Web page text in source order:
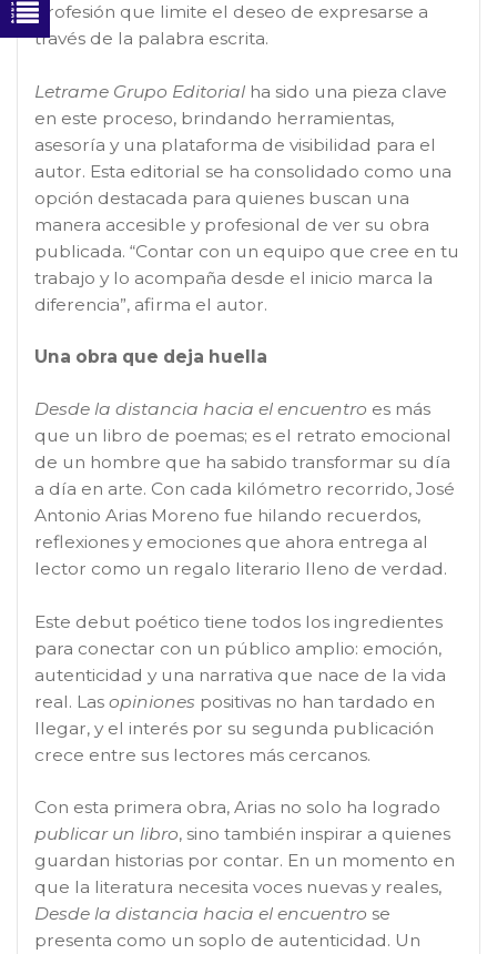
profesión que limite el deseo de expresarse a
través de la palabra escrita.
Letrame Grupo Editorial ha sido una pieza clave
en este proceso, brindando herramientas,
asesoría y una plataforma de visibilidad para el
autor. Esta editorial se ha consolidado como una
opción destacada para quienes buscan una
manera accesible y profesional de ver su obra
publicada. “Contar con un equipo que cree en tu
trabajo y lo acompaña desde el inicio marca la
diferencia”, afirma el autor.
Una obra que deja huella
Desde la distancia hacia el encuentro es más
que un libro de poemas; es el retrato emocional
de un hombre que ha sabido transformar su día
a día en arte. Con cada kilómetro recorrido, José
Antonio Arias Moreno fue hilando recuerdos,
reflexiones y emociones que ahora entrega al
lector como un regalo literario lleno de verdad.
Este debut poético tiene todos los ingredientes
para conectar con un público amplio: emoción,
autenticidad y una narrativa que nace de la vida
real. Las opiniones positivas no han tardado en
llegar, y el interés por su segunda publicación
crece entre sus lectores más cercanos.
Con esta primera obra, Arias no solo ha logrado
publicar un libro, sino también inspirar a quienes
guardan historias por contar. En un momento en
que la literatura necesita voces nuevas y reales,
Desde la distancia hacia el encuentro se
presenta como un soplo de autenticidad. Un